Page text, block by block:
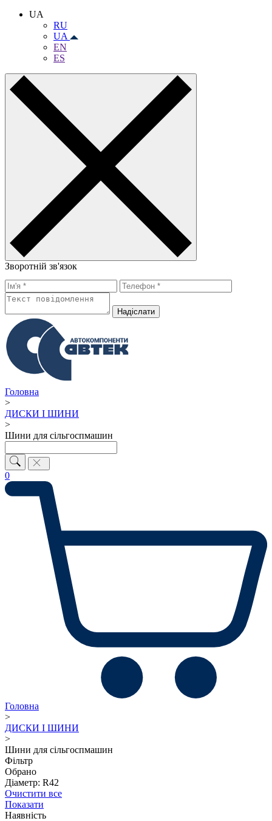
UA
RU
UA
EN
ES
Зворотній зв'язок
Надiслати
Головна
>
ДИСКИ І ШИНИ
>
Шини для сільгоспмашин
0
Головна
>
ДИСКИ І ШИНИ
>
Шини для сільгоспмашин
Фільтр
Обрано
Діаметр: R42
Очистити все
Показати
Наявність